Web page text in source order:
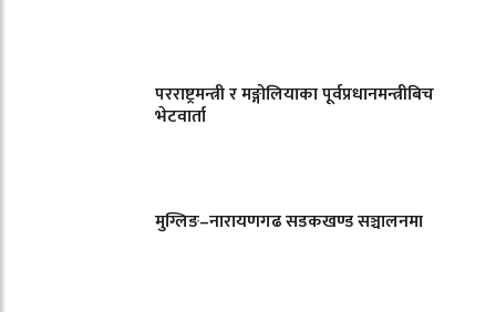
परराष्ट्रमन्त्री र मङ्गोलियाका पूर्वप्रधानमन्त्रीबिच
भेटवार्ता
मुग्लिङ–नारायणगढ सडकखण्ड सञ्चालनमा